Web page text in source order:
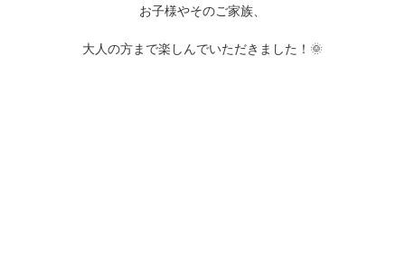
お子様やそのご家族、
大人の方まで楽しんでいただきました！🌞